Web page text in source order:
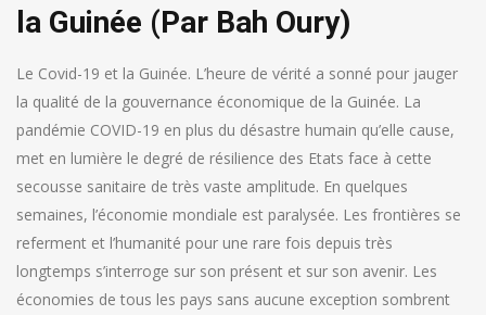
la Guinée (Par Bah Oury)
Le Covid-19 et la Guinée. L’heure de vérité a sonné pour jauger
la qualité de la gouvernance économique de la Guinée. La
pandémie COVID-19 en plus du désastre humain qu’elle cause,
met en lumière le degré de résilience des Etats face à cette
secousse sanitaire de très vaste amplitude. En quelques
semaines, l’économie mondiale est paralysée. Les frontières se
referment et l’humanité pour une rare fois depuis très
longtemps s’interroge sur son présent et sur son avenir. Les
économies de tous les pays sans aucune exception sombrent